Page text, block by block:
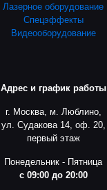
Лазерное оборудование
Спецэффекты
Видеооборудование
Адрес и график работы
г. Москва, м. Люблино,
ул. Судакова 14, оф. 20,
первый этаж
Понедельник - Пятница
с 09:00 до 20:00